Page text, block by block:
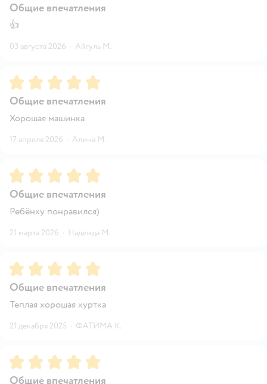
Общие впечатления
👍
03 августа 2026 · Айгуль М.
Рейтинг:5
Общие впечатления
Хорошая машинка
17 апреля 2026 · Алина М.
Рейтинг:5
Общие впечатления
Ребёнку понравился)
21 марта 2026 · Надежда М.
Рейтинг:5
Общие впечатления
Теплая хорошая куртка
21 декабря 2025 · ФАТИМА К.
Рейтинг:5
Общие впечатления